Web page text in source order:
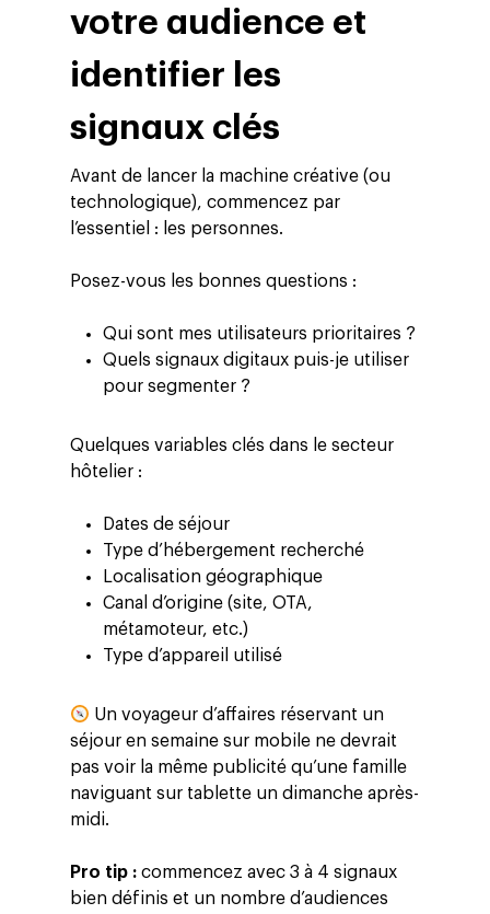
votre audience et
identifier les
signaux clés
Avant de lancer la machine créative (ou
technologique), commencez par
l’essentiel : les personnes.
Posez-vous les bonnes questions :
Qui sont mes utilisateurs prioritaires ?
Quels signaux digitaux puis-je utiliser
pour segmenter ?
Quelques variables clés dans le secteur
hôtelier :
Dates de séjour
Type d’hébergement recherché
Localisation géographique
Canal d’origine (site, OTA,
métamoteur, etc.)
Type d’appareil utilisé
Un voyageur d’affaires réservant un
séjour en semaine sur mobile ne devrait
pas voir la même publicité qu’une famille
naviguant sur tablette un dimanche après-
midi.
Pro tip : commencez avec 3 à 4 signaux
bien définis et un nombre d’audiences